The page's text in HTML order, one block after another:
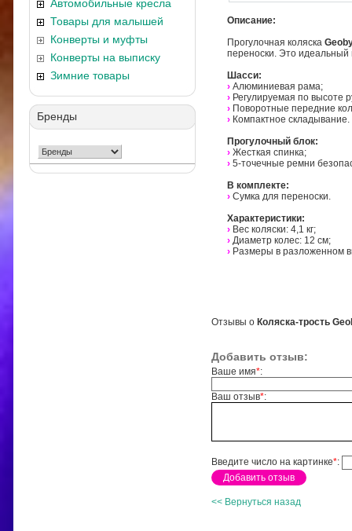
Автомобильные кресла
Товары для малышей
Конверты и муфты
Конверты на выписку
Зимние товары
Бренды
Описание:
Прогулочная коляска
переноски. Это идеальный
Шасси:
› Алюминиевая рама;
› Регулируемая по высоте
› Поворотные передние
› Компактное складывание.
Прогулочный блок:
› Жесткая спинка;
› 5-точечные ремни
В комплекте:
› Сумка для переноски.
Характеристики:
› Вес коляски: 4,1 кг;
› Диаметр колес: 12 см;
› Размеры в разложенном
Отзывы о Коляска-трость
Добавить отзыв:
Ваше имя*:
Ваш отзыв*:
Введите число на картинке*:
<< Вернуться назад